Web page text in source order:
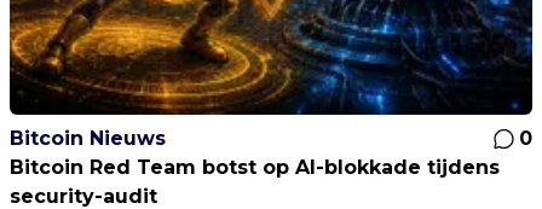
Bitcoin Nieuws
0
Bitcoin Red Team botst op AI-blokkade tijdens
security-audit